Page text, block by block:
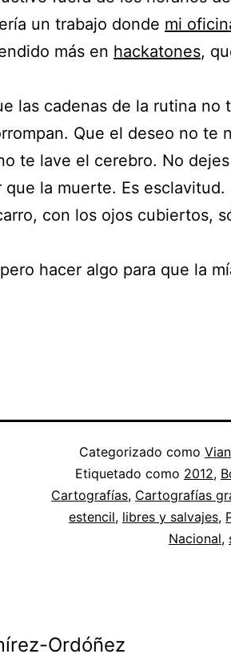
un trabajo donde mi
más en hackatones,
las cadenas de la rutina no
Que el deseo no te
te lave el cerebro. No dejes
la muerte. Es esclavitud.
con los ojos cubiertos,
hacer algo para que la
Categorizado como
Etiquetado como 2012,
Cartografías, Cartografías
estencil, libres y salvajes,
Nacional,
Ordóñez